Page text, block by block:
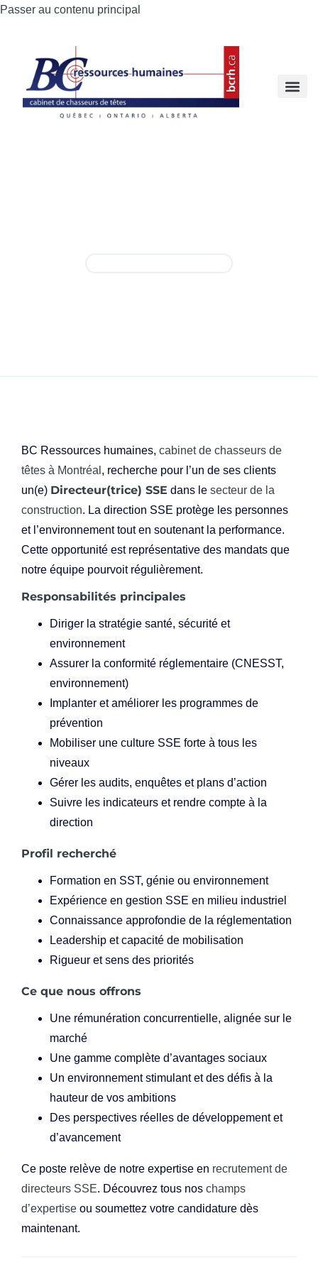
Passer au contenu principal
BC Ressources humaines, cabinet de chasseurs de
têtes à Montréal , recherche pour l’un de ses clients
un(e) Directeur(trice) SSE dans le secteur de la
construction. La direction SSE protège les personnes
et l’environnement tout en soutenant la performance.
Cette opportunité est représentative des mandats que
notre équipe pourvoit régulièrement.
Responsabilités principales
Diriger la stratégie santé, sécurité et
environnement
Assurer la conformité réglementaire (CNESST,
environnement)
Implanter et améliorer les programmes de
prévention
Mobiliser une culture SSE forte à tous les
niveaux
Gérer les audits, enquêtes et plans d’action
Suivre les indicateurs et rendre compte à la
direction
Profil recherché
Formation en SST, génie ou environnement
Expérience en gestion SSE en milieu industriel
Connaissance approfondie de la réglementation
Leadership et capacité de mobilisation
Rigueur et sens des priorités
Ce que nous offrons
Une rémunération concurrentielle, alignée sur le
marché
Une gamme complète d’avantages sociaux
Un environnement stimulant et des défis à la
hauteur de vos ambitions
Des perspectives réelles de développement et
d’avancement
Ce poste relève de notre expertise en recrutement de
directeurs SSE. Découvrez tous nos champs
d’expertise ou soumettez votre candidature dès
maintenant.